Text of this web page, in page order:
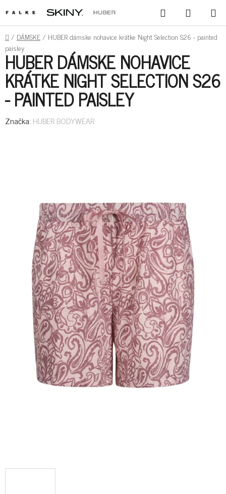
NA
OBSAH
HĽADAŤ
KOŠÍK
DOMOV
/ DÁMSKE/ HUBER dámske nohavice krátke Night Selection S26 - painted
paisley
HUBER DÁMSKE NOHAVICE
KRÁTKE NIGHT SELECTION S26
- PAINTED PAISLEY
Značka: HUBER BODYWEAR